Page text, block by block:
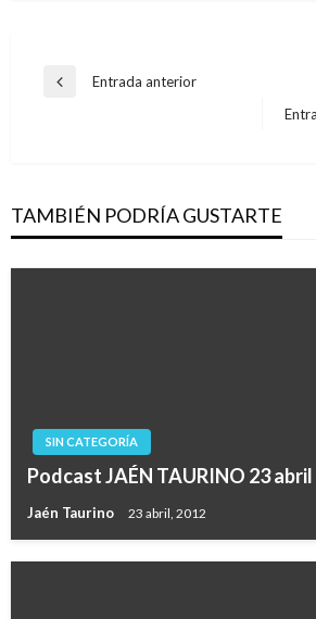
Navegación
Entrada
Entrada anterior
TAMBIÉN PODRÍA GUSTARTE
SIN CATEGORÍA
Podcast JAÉN TAURINO 23 abril
Jaén Taurino 23 abril, 2012